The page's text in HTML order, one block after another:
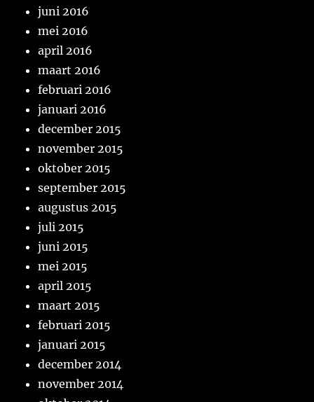
juni 2016
mei 2016
april 2016
maart 2016
februari 2016
januari 2016
december 2015
november 2015
oktober 2015
september 2015
augustus 2015
juli 2015
juni 2015
mei 2015
april 2015
maart 2015
februari 2015
januari 2015
december 2014
november 2014